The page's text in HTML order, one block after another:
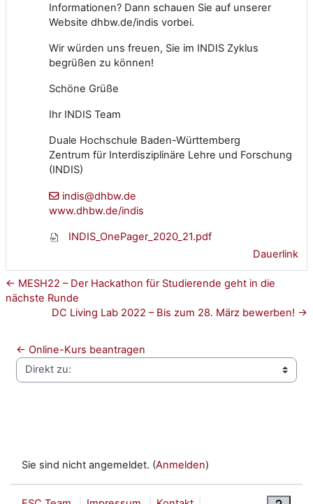
Informationen? Dann schauen Sie auf unserer
Website dhbw.de/indis vorbei.
Wir würden uns freuen, Sie im INDIS Zyklus
begrüßen zu können!
Schöne Grüße
Ihr INDIS Team
Duale Hochschule Baden-Württemberg
Zentrum für Interdisziplinäre Lehre und Forschung
(INDIS)
indis@dhbw.de
www.dhbw.de/indis
INDIS_OnePager_2020_21.pdf
Dauerlink
← MESH22 – Der Hackathon für Studierende geht in die
nächste Runde
DC Living Lab 2022 – Bis zum 28. März bewerben! →
← Online-Kurs beantragen
Direkt zu:
Sie sind nicht angemeldet. (Anmelden)